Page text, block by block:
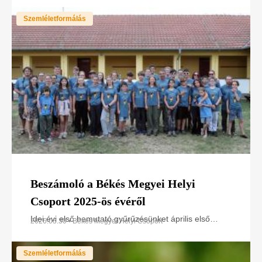
Szemléletformálás
Beszámoló a Békés Megyei Helyi
Csoport 2025-ös évéről
Idei évi első bemutató gyűrűzésünket április első
kastélyparkban szerveztük meg. A gyűrűzés mellett a
2026.03.30 • Békés Megyei Helyi Csoport
Szemléletformálás